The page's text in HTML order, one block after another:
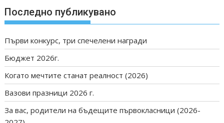
Последно публикувано
Първи конкурс, три спечелени награди
Бюджет 2026г.
Когато мечтите станат реалност (2026)
Вазови празници 2026 г.
За вас, родители на бъдещите първокласници (2026-